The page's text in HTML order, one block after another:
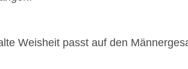
Weis­heit passt auf den